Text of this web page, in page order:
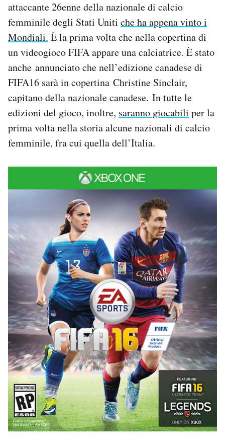
Area Personale
Newsletter
Notifiche mobile
Regala il Post
Hai bisogno di aiuto?
Esci
attaccante 26enne della nazionale di calcio
femminile degli Stati Uniti che ha appena vinto i
Mondiali. È la prima volta che nella copertina di
un videogioco FIFA appare una calciatrice. È stato
anche annunciato che nell’edizione canadese di
FIFA16 sarà in copertina Christine Sinclair,
capitano della nazionale canadese. In tutte le
edizioni del gioco, inoltre, saranno giocabili per la
prima volta nella storia alcune nazionali di calcio
femminile, fra cui quella dell’Italia.